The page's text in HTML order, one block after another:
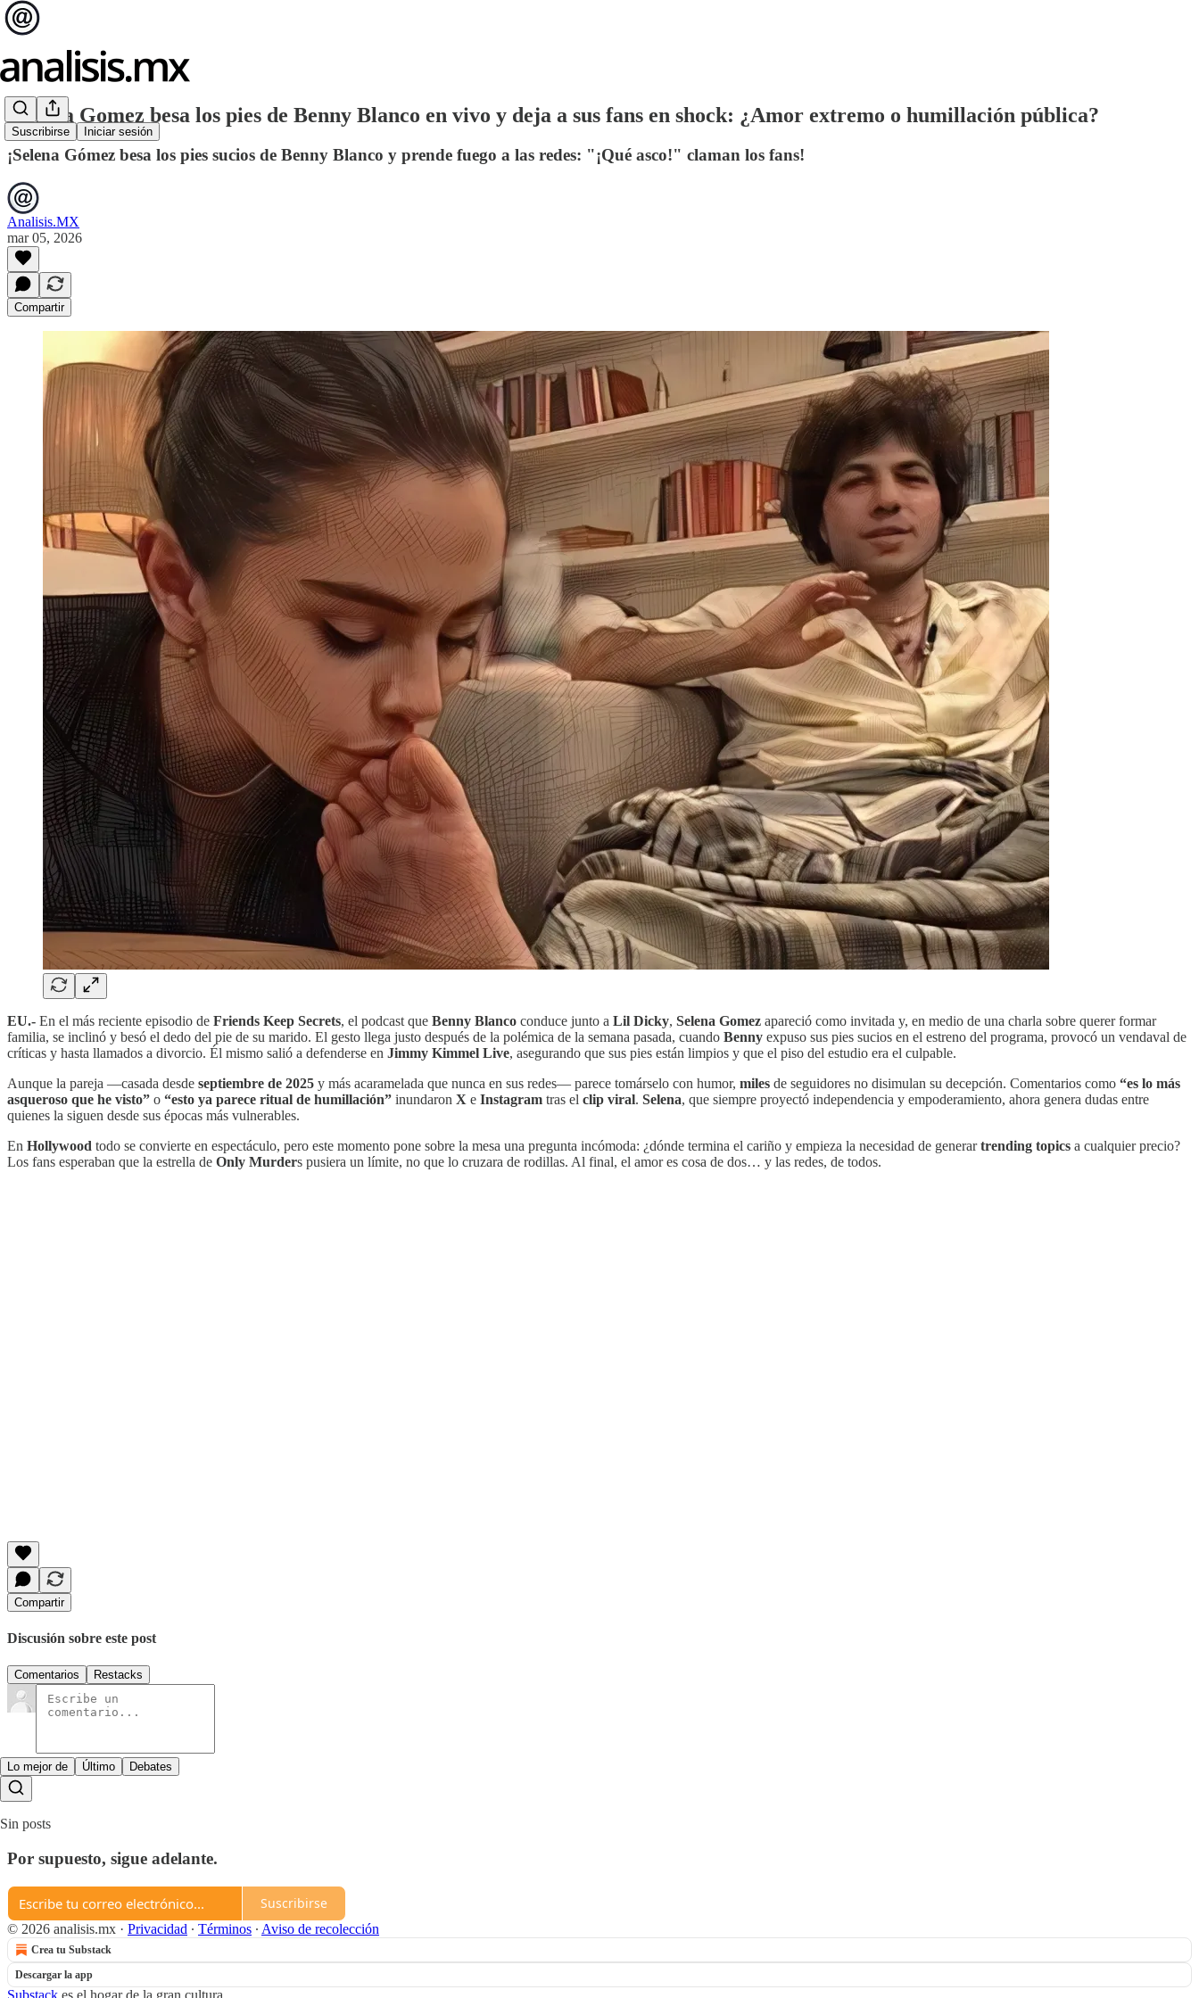
Suscribirse Iniciar sesión
¡Selena Gomez besa los pies de Benny Blanco en vivo y deja a sus fans en shock: ¿Amor extremo o humillación pública?
¡Selena Gómez besa los pies sucios de Benny Blanco y prende fuego a las redes: "¡Qué asco!" claman los fans!
Analisis.MX
mar 05, 2026
Compartir
EU.- En el más reciente episodio de Friends Keep Secrets, el podcast que Benny Blanco conduce junto a Lil Dicky, Selena Gomez apareció como invitada y, en medio de una charla sobre querer formar
familia, se inclinó y besó el dedo del pie de su marido. El gesto llega justo después de la polémica de la semana pasada, cuando Benny expuso sus pies sucios en el estreno del programa, provocó un vendaval de
críticas y hasta llamados a divorcio. Él mismo salió a defenderse en Jimmy Kimmel Live, asegurando que sus pies están limpios y que el piso del estudio era el culpable.
Aunque la pareja —casada desde septiembre de 2025 y más acaramelada que nunca en sus redes— parece tomárselo con humor, miles de seguidores no disimulan su decepción. Comentarios como “es lo más
asqueroso que he visto” o “esto ya parece ritual de humillación” inundaron X e Instagram tras el clip viral. Selena, que siempre proyectó independencia y empoderamiento, ahora genera dudas entre
quienes la siguen desde sus épocas más vulnerables.
En Hollywood todo se convierte en espectáculo, pero este momento pone sobre la mesa una pregunta incómoda: ¿dónde termina el cariño y empieza la necesidad de generartrending topics a cualquier precio?
Los fans esperaban que la estrella de Only Murders pusiera un límite, no que lo cruzara de rodillas. Al final, el amor es cosa de dos… y las redes, de todos.
Compartir
Discusión sobre este post
Comentarios Restacks
Lo mejor de Último Debates
Sin posts
Por supuesto, sigue adelante.
Suscribirse
© 2026 analisis.mx · Privacidad ∙ Términos ∙ Aviso de recolección
Crea tu Substack
Descargar la app
Substack es el hogar de la gran cultura